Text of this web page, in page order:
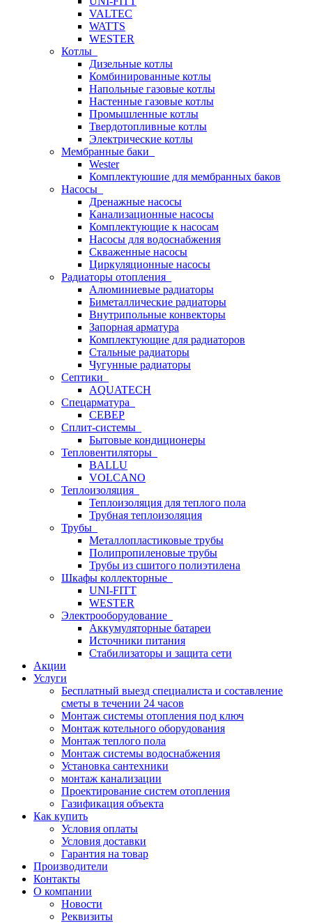
VALTEC
WATTS
WESTER
Котлы
Дизельные котлы
Комбинированные котлы
Напольные газовые котлы
Настенные газовые котлы
Промышленные котлы
Твердотопливные котлы
Электрические котлы
Мембранные баки
Wester
Комплектуюшие для мембранных баков
Насосы
Дренажные насосы
Канализационные насосы
Комплектующие к насосам
Насосы для водоснабжения
Скваженные насосы
Циркуляционные насосы
Радиаторы отопления
Алюминиевые радиаторы
Биметаллические радиаторы
Внутрипольные конвекторы
Запорная арматура
Комплектующие для радиаторов
Стальные радиаторы
Чугунные радиаторы
Септики
AQUATECH
Спецарматура
СЕВЕР
Сплит-системы
Бытовые кондиционеры
Тепловентиляторы
BALLU
VOLCANO
Теплоизоляция
Теплоизоляция для теплого пола
Трубная теплоизоляция
Трубы
Металлопластиковые трубы
Полипропиленовые трубы
Трубы из сшитого полиэтилена
Шкафы коллекторные
UNI-FITT
WESTER
Электрооборудование
Аккумуляторные батареи
Источники питания
Стабилизаторы и защита сети
Акции
Услуги
Бесплатный выезд специалиста и составление
сметы в течении 24 часов
Монтаж системы отопления под ключ
Монтаж котельного оборудования
Монтаж теплого пола
Монтаж системы водоснабжения
Установка сантехники
монтаж канализации
Проектирование систем отопления
Газификация объекта
Как купить
Условия оплаты
Условия доставки
Гарантия на товар
Производители
Контакты
О компании
Новости
Реквизиты